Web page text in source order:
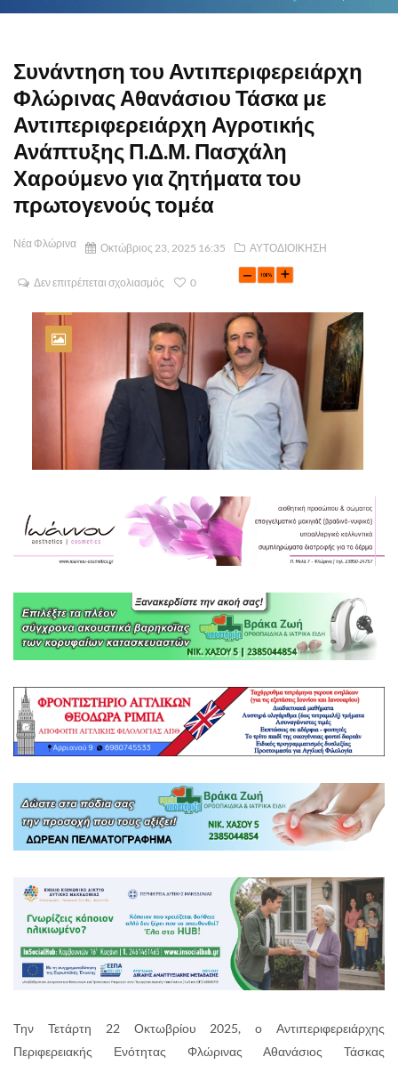
Συνάντηση του Αντιπεριφερειάρχη
Φλώρινας Αθανάσιου Τάσκα με
Αντιπεριφερειάρχη Αγροτικής
Ανάπτυξης Π.Δ.Μ. Πασχάλη
Χαρούμενο για ζητήματα του
πρωτογενούς τομέα
Νέα Φλώρινα Οκτώβριος 23, 2025 16:35 ΑΥΤΟΔΙΟΙΚΗΣΗ
Δεν επιτρέπεται σχολιασμός 0
Την Τετάρτη 22 Οκτωβρίου 2025, ο Αντιπεριφερειάρχης
Περιφερειακής Ενότητας Φλώρινας Αθανάσιος Τάσκας